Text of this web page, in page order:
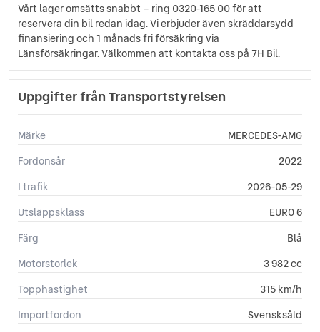
Vårt lager omsätts snabbt – ring 0320-165 00 för att
reservera din bil redan idag. Vi erbjuder även skräddarsydd
finansiering och 1 månads fri försäkring via
Länsförsäkringar. Välkommen att kontakta oss på 7H Bil.
Uppgifter från Transportstyrelsen
Märke
MERCEDES-AMG
Fordonsår
2022
I trafik
2026-05-29
Utsläppsklass
EURO 6
Färg
Blå
Motorstorlek
3 982 cc
Topphastighet
315 km/h
Importfordon
Svensksåld